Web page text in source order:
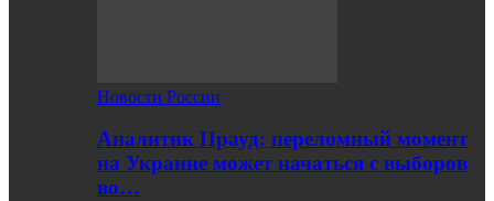
Новости России
Аналитик Прауд: переломный момент
на Украине может начаться с выборов
во…